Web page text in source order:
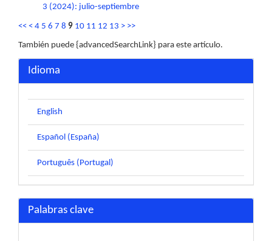
3 (2024): julio-septiembre
<< < 4 5 6 7 8 9 10 11 12 13 > >>
También puede {advancedSearchLink} para este artículo.
Idioma
English
Español (España)
Português (Portugal)
Palabras clave